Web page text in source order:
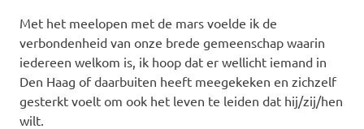
Met het meelopen met de mars voelde ik de
verbondenheid van onze brede gemeenschap waarin
iedereen welkom is, ik hoop dat er wellicht iemand in
Den Haag of daarbuiten heeft meegekeken en zichzelf
gesterkt voelt om ook het leven te leiden dat hij/zij/hen
wilt.